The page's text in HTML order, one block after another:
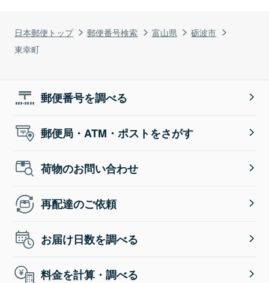
日本郵便トップ 郵便番号検索 富山県
砺波市
東幸町
郵便番号を調べる
郵便局・ATM・ポストをさがす
荷物のお問い合わせ
再配達のご依頼
お届け日数を調べる
料金を計算・調べる